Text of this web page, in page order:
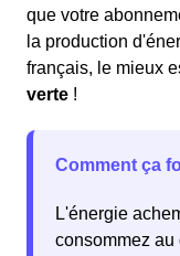
que votre
la production
français, le mieux
verte !
Comment ça
L'énergie
consommez au